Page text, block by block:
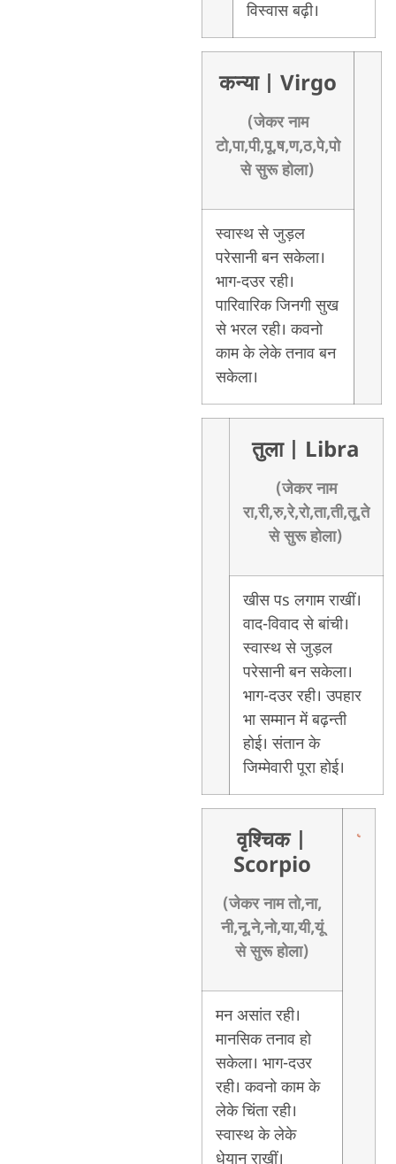
विस्वास बढ़ी।
कन्या | Virgo
(जेकर नाम
टो,पा,पी,पू,ष,ण,ठ,पे,पो
से सुरू होला)
स्वास्थ से जुड़ल
परेसानी बन सकेला।
भाग-दउर रही।
पारिवारिक जिनगी सुख
से भरल रही। कवनो
काम के लेके तनाव बन
सकेला।
तुला | Libra
(जेकर नाम
रा,री,रु,रे,रो,ता,ती,तू,ते
से सुरू होला)
खीस पs लगाम राखीं।
वाद-विवाद से बांची।
स्वास्थ से जुड़ल
परेसानी बन सकेला।
भाग-दउर रही। उपहार
भा सम्मान में बढ़न्ती
होई। संतान के
जिम्मेवारी पूरा होई।
वृश्चिक
Scorpio
(जेकर नाम तो,ना,
नी,नू,ने,नो,या,यी,यूं
से सुरू होला)
मन असांत रही।
मानसिक तनाव हो
सकेला। भाग-दउर
रही। कवनो काम के
लेके चिंता रही।
स्वास्थ के लेके